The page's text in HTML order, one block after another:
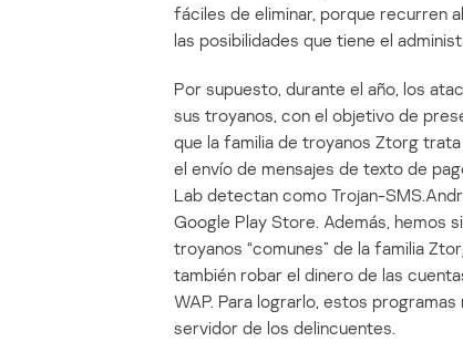
fáciles de eliminar, porque recurren
las posibilidades que tiene el
Por supuesto, durante el año, los
sus troyanos, con el objetivo de
que la familia de troyanos Ztorg
el envío de mensajes de texto de
Lab detectan como Trojan-
Google Play Store. Además, hemos
troyanos “comunes” de la familia
también robar el dinero de las
WAP. Para lograrlo, estos
servidor de los delincuentes.